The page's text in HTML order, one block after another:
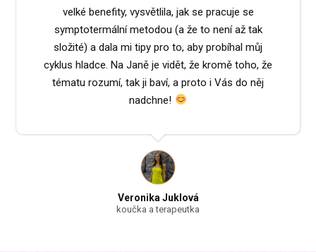
velké benefity, vysvětlila, jak se pracuje se
symptotermální metodou (a že to není až tak
složité) a dala mi tipy pro to, aby probíhal můj
cyklus hladce. Na Janě je vidět, že kromě toho, že
tématu rozumí, tak ji baví, a proto i Vás do něj
nadchne!
Veronika Juklová
koučka a terapeutka